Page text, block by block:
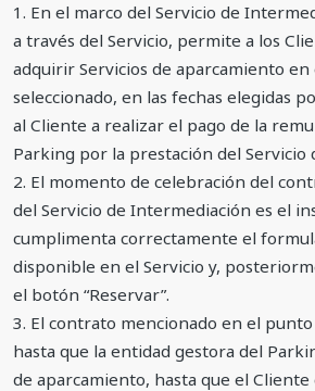
1. En el marco del Servicio de
a través del Servicio, permite a los
adquirir Servicios de aparcamiento
seleccionado, en las fechas elegidas
al Cliente a realizar el pago de la
Parking por la prestación del Servicio
2. El momento de celebración del
del Servicio de Intermediación es el
cumplimenta correctamente el
disponible en el Servicio y,
el botón “Reservar”.
3. El contrato mencionado en el
hasta que la entidad gestora del
de aparcamiento, hasta que el Cliente